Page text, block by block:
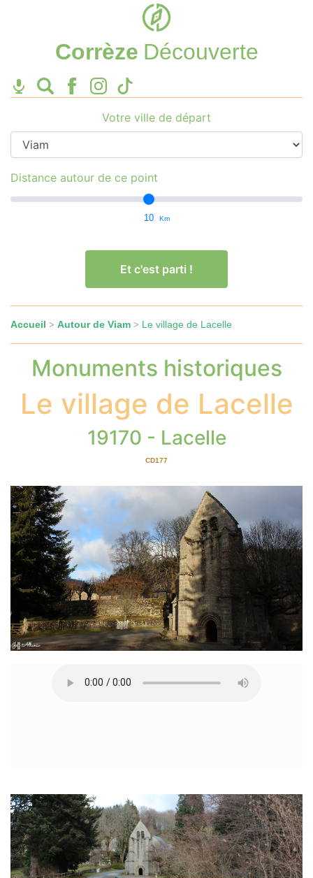
Corrèze Découverte
Votre ville de départ
Distance autour de ce point
10 Km
Et c'est parti !
Accueil > Autour de Viam > Le village de Lacelle
Monuments historiques
Le village de Lacelle
19170 - Lacelle
CD177